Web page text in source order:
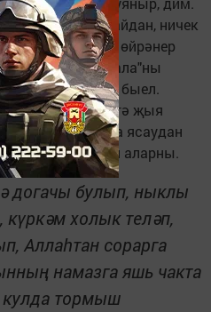
беренче сүзе: кайдан, ничек
Коръәнен дә өйрәнер
Менә шул "бала"ны
Җиләк уңды быел.
алып, җиләк тә җыя
кайнатма ясаудан
калдырмый аларны.
догачы булып, ныклы
холык теләп,
Аллаһтан сорарга
намазга яшь чакта
тормыш